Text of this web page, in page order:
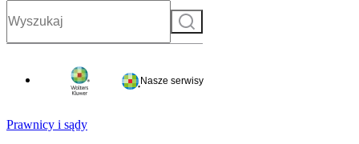
Szukaj
Nasze serwisy
Prawnicy i sądy